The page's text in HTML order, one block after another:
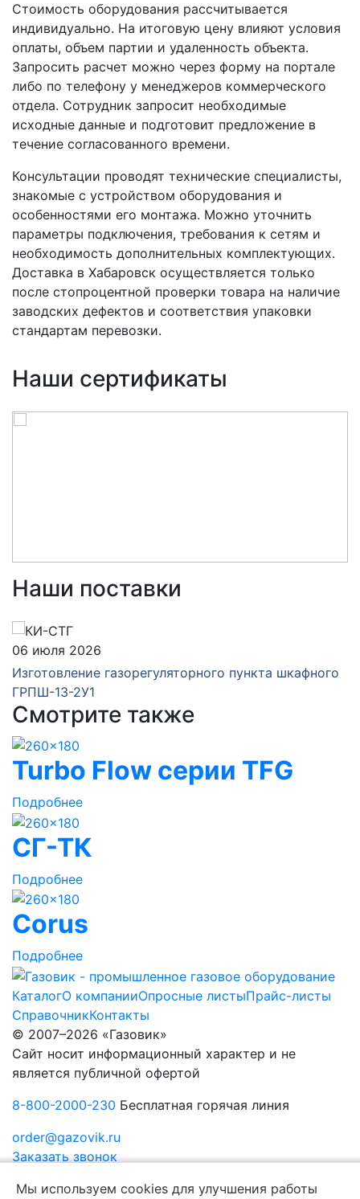
Стоимость оборудования рассчитывается
индивидуально. На итоговую цену влияют условия
оплаты, объем партии и удаленность объекта.
Запросить расчет можно через форму на портале
либо по телефону у менеджеров коммерческого
отдела. Сотрудник запросит необходимые
исходные данные и подготовит предложение в
течение согласованного времени.
Консультации проводят технические специалисты,
знакомые с устройством оборудования и
особенностями его монтажа. Можно уточнить
параметры подключения, требования к сетям и
необходимость дополнительных комплектующих.
Доставка в Хабаровск осуществляется только
после стопроцентной проверки товара на наличие
заводских дефектов и соответствия упаковки
стандартам перевозки.
Наши сертификаты
Наши поставки
06 июля 2026
Изготовление газорегуляторного пункта шкафного
ГРПШ-13-2У1
Смотрите также
Turbo Flow серии TFG
Подробнее
СГ-ТК
Подробнее
Corus
Подробнее
КаталогО компанииОпросные листыПрайс-листы
СправочникКонтакты
© 2007–2026 «Газовик»
Сайт носит информационный характер и не
является публичной офертой
8-800-2000-230 Бесплатная горячая линия
order@gazovik.ru
Заказать звонок
Мы используем cookies для улучшения работы